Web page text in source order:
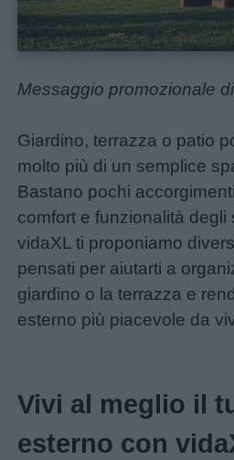
Schede
didattiche
da
colorare
Storie
per
bambini
Feste
Filastrocche
Messaggio promozionale
Giardino, terrazza o patio
molto più di un semplice
Bastano pochi
comfort e funzionalità degli
vidaXL ti proponiamo
pensati per aiutarti a
giardino o la terrazza e
esterno più piacevole da
Vivi al meglio il
esterno con